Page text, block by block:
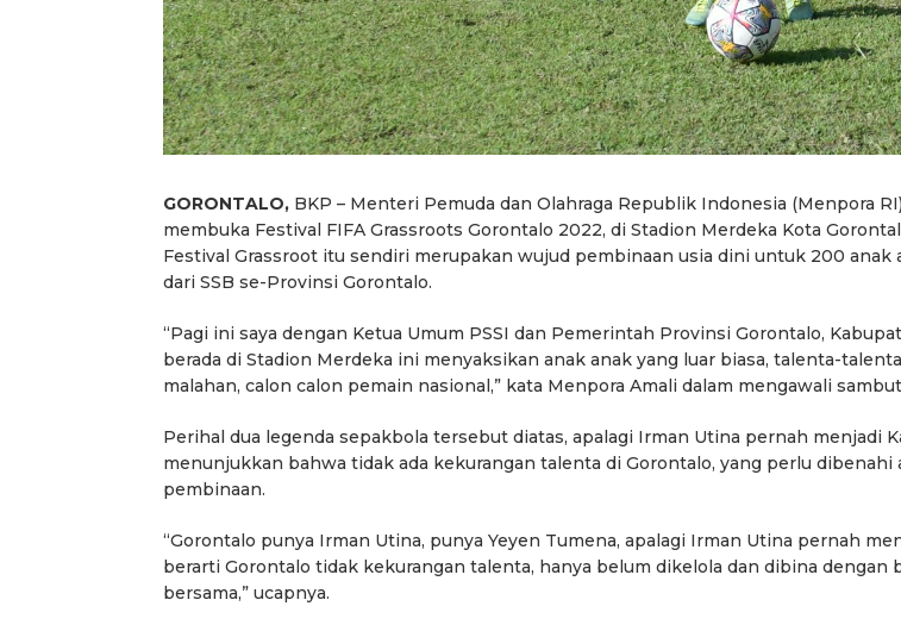
GORONTALO, BKP – Menteri Pemuda dan Olahraga Republik Indonesia (Menpora
membuka Festival FIFA Grassroots Gorontalo 2022, di Stadion Merdeka Kota
Festival Grassroot itu sendiri merupakan wujud pembinaan usia dini untuk 200 anak
dari SSB se-Provinsi Gorontalo.
“Pagi ini saya dengan Ketua Umum PSSI dan Pemerintah Provinsi Gorontalo,
berada di Stadion Merdeka ini menyaksikan anak anak yang luar biasa, talenta-
malahan, calon calon pemain nasional,” kata Menpora Amali dalam mengawali
Perihal dua legenda sepakbola tersebut diatas, apalagi Irman Utina pernah menjadi
menunjukkan bahwa tidak ada kekurangan talenta di Gorontalo, yang perlu dibenahi
pembinaan.
“Gorontalo punya Irman Utina, punya Yeyen Tumena, apalagi Irman Utina pernah
berarti Gorontalo tidak kekurangan talenta, hanya belum dikelola dan dibina dengan
bersama,” ucapnya.